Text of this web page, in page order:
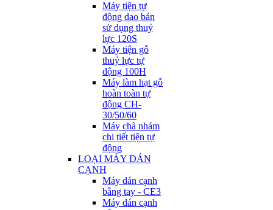
Máy tiện tự
động dao bản
sử dụng thuỷ
lực 120S
Máy tiện gỗ
thuỷ lực tự
động 100H
Máy làm hạt gỗ
hoàn toàn tự
động CH-
30/50/60
Máy chà nhám
chi tiết tiện tự
động
LOẠI MÁY DÁN
CẠNH
Máy dán cạnh
bằng tay - CE3
Máy dán cạnh